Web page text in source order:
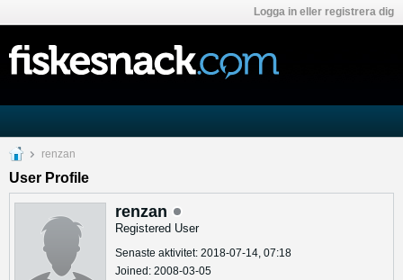
Logga in eller registrera dig
renzan
User Profile
renzan
Registered User
Senaste aktivitet: 2018-07-14, 07:18
Joined: 2008-03-05